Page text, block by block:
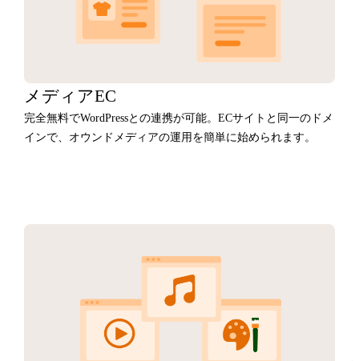
メディアEC
完全無料でWordPressとの連携が可能。ECサイトと同一のドメ
インで、オウンドメディアの運用を簡単に始められます。